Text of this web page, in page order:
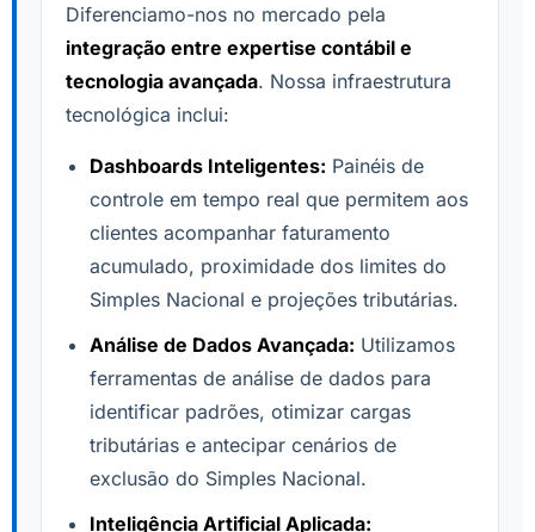
Diferenciamo-nos no mercado pela
integração entre expertise contábil e
tecnologia avançada. Nossa infraestrutura
tecnológica inclui:
Dashboards Inteligentes: Painéis de
controle em tempo real que permitem aos
clientes acompanhar faturamento
acumulado, proximidade dos limites do
Simples Nacional e projeções tributárias.
Análise de Dados Avançada: Utilizamos
ferramentas de análise de dados para
identificar padrões, otimizar cargas
tributárias e antecipar cenários de
exclusão do Simples Nacional.
Inteligência Artificial Aplicada: